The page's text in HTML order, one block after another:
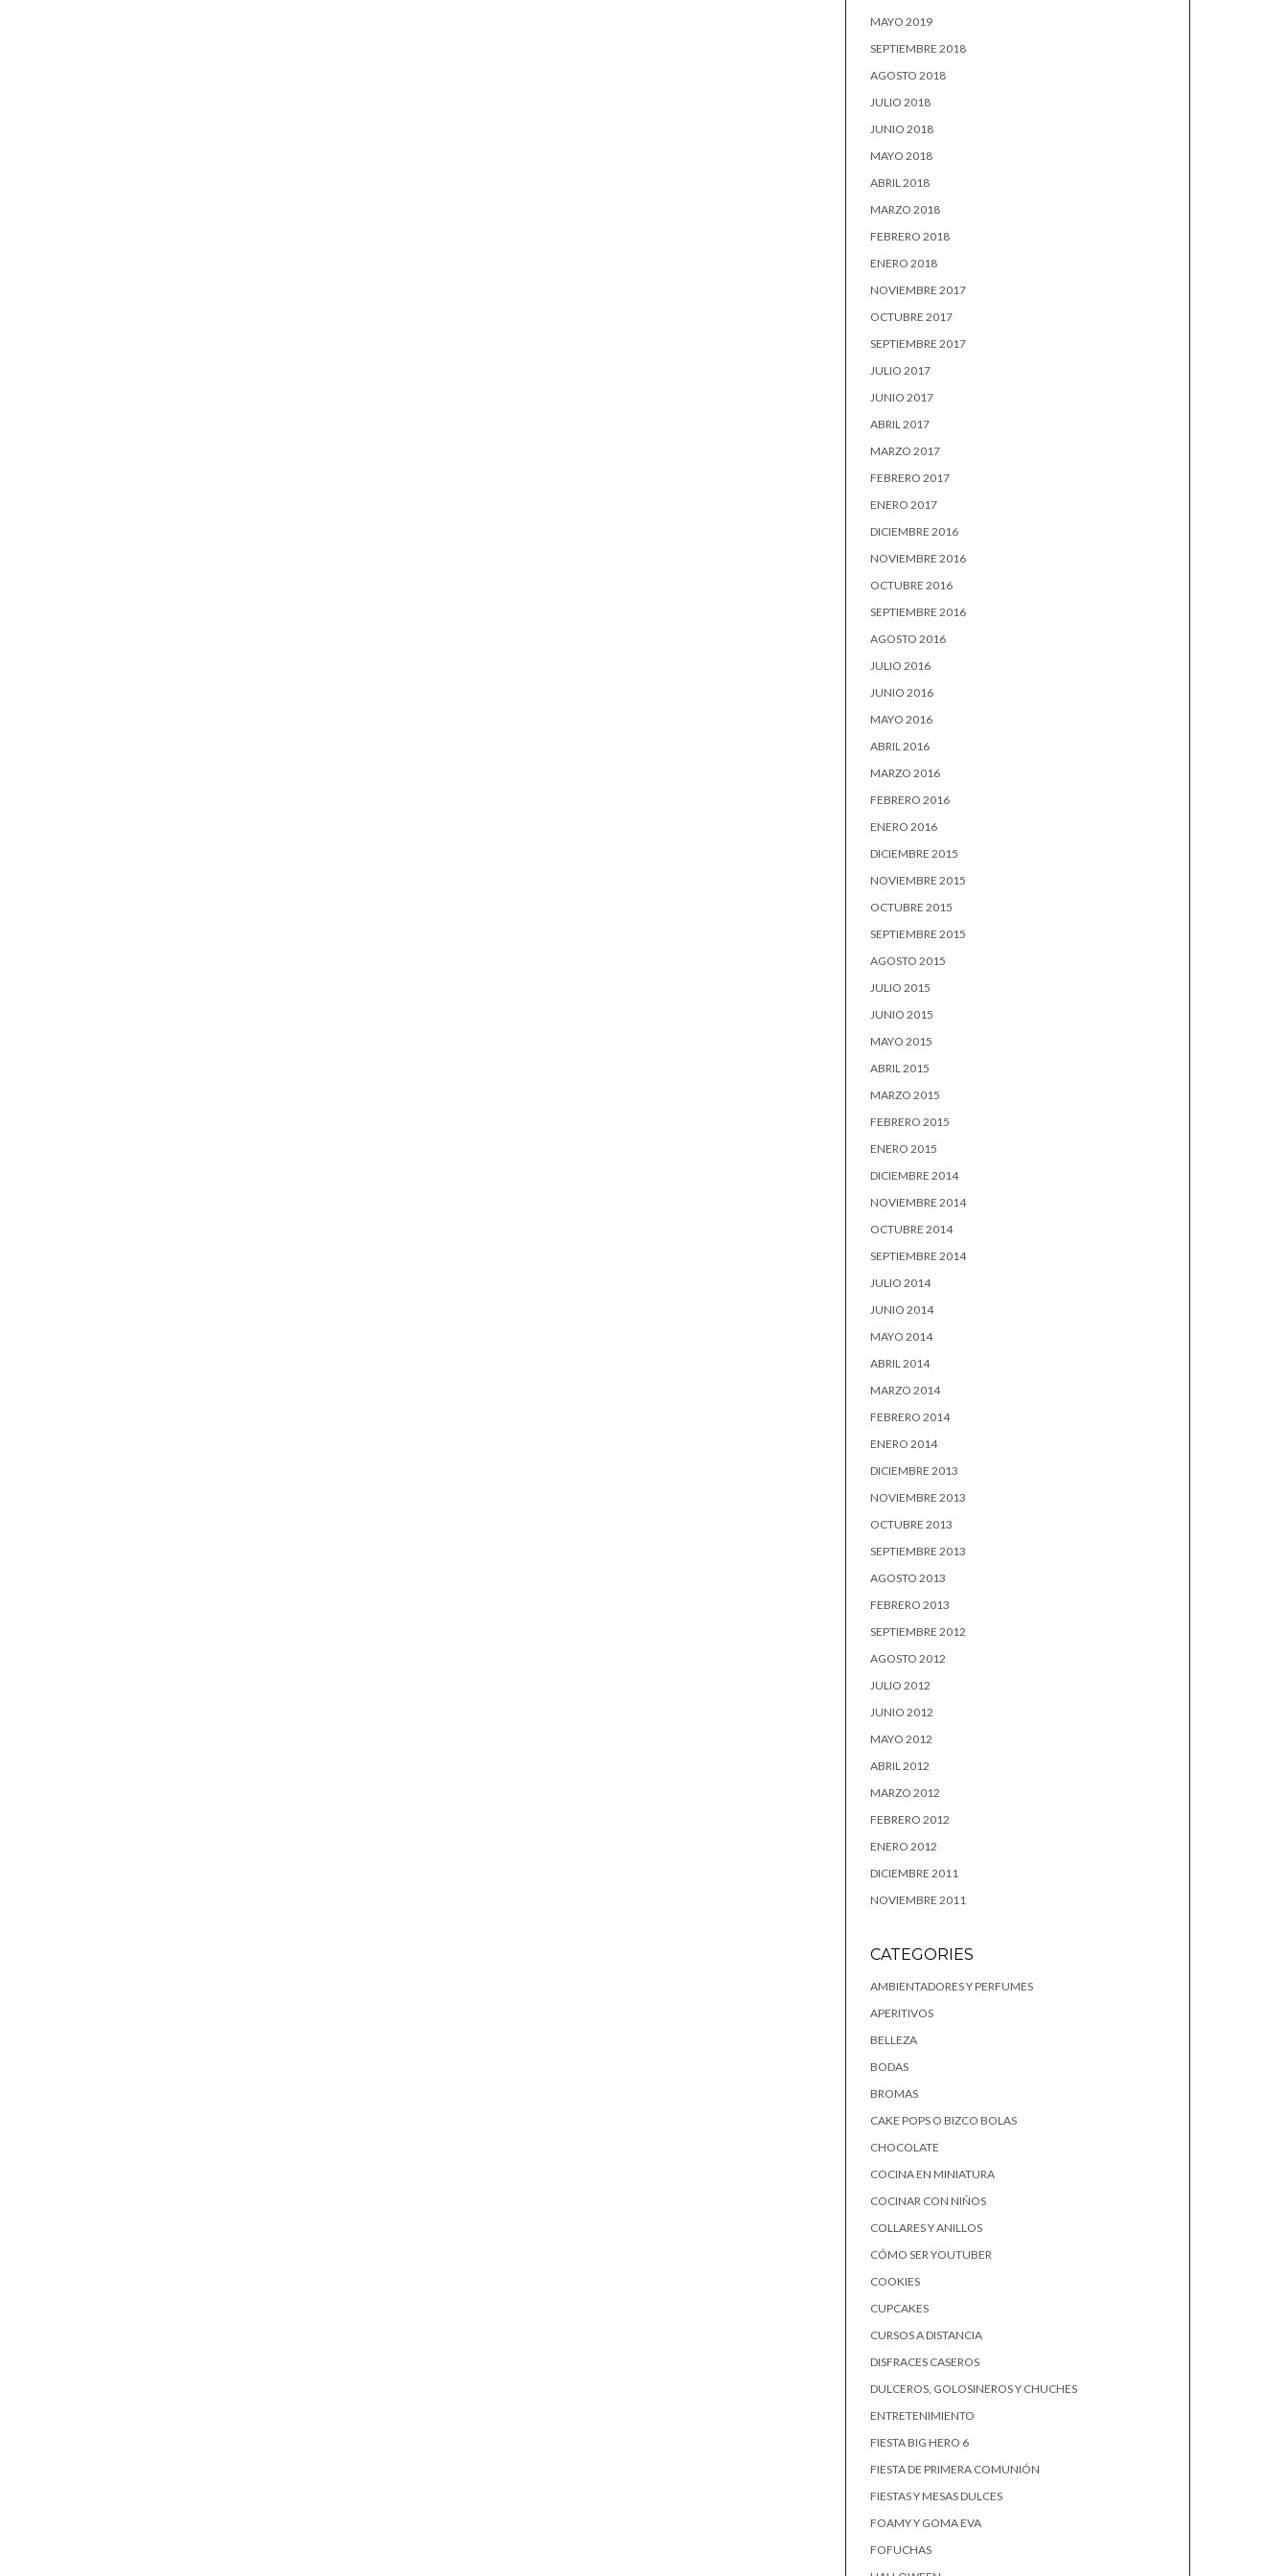
MAYO 2019
SEPTIEMBRE 2018
AGOSTO 2018
JULIO 2018
JUNIO 2018
MAYO 2018
ABRIL 2018
MARZO 2018
FEBRERO 2018
ENERO 2018
NOVIEMBRE 2017
OCTUBRE 2017
SEPTIEMBRE 2017
JULIO 2017
JUNIO 2017
ABRIL 2017
MARZO 2017
FEBRERO 2017
ENERO 2017
DICIEMBRE 2016
NOVIEMBRE 2016
OCTUBRE 2016
SEPTIEMBRE 2016
AGOSTO 2016
JULIO 2016
JUNIO 2016
MAYO 2016
ABRIL 2016
MARZO 2016
FEBRERO 2016
ENERO 2016
DICIEMBRE 2015
NOVIEMBRE 2015
OCTUBRE 2015
SEPTIEMBRE 2015
AGOSTO 2015
JULIO 2015
JUNIO 2015
MAYO 2015
ABRIL 2015
MARZO 2015
FEBRERO 2015
ENERO 2015
DICIEMBRE 2014
NOVIEMBRE 2014
OCTUBRE 2014
SEPTIEMBRE 2014
JULIO 2014
JUNIO 2014
MAYO 2014
ABRIL 2014
MARZO 2014
FEBRERO 2014
ENERO 2014
DICIEMBRE 2013
NOVIEMBRE 2013
OCTUBRE 2013
SEPTIEMBRE 2013
AGOSTO 2013
FEBRERO 2013
SEPTIEMBRE 2012
AGOSTO 2012
JULIO 2012
JUNIO 2012
MAYO 2012
ABRIL 2012
MARZO 2012
FEBRERO 2012
ENERO 2012
DICIEMBRE 2011
NOVIEMBRE 2011
CATEGORIES
AMBIENTADORES Y PERFUMES
APERITIVOS
BELLEZA
BODAS
BROMAS
CAKE POPS O BIZCO BOLAS
CHOCOLATE
COCINA EN MINIATURA
COCINAR CON NIÑOS
COLLARES Y ANILLOS
CÓMO SER YOUTUBER
COOKIES
CUPCAKES
CURSOS A DISTANCIA
DISFRACES CASEROS
DULCEROS, GOLOSINEROS Y CHUCHES
ENTRETENIMIENTO
FIESTA BIG HERO 6
FIESTA DE PRIMERA COMUNIÓN
FIESTAS Y MESAS DULCES
FOAMY Y GOMA EVA
FOFUCHAS